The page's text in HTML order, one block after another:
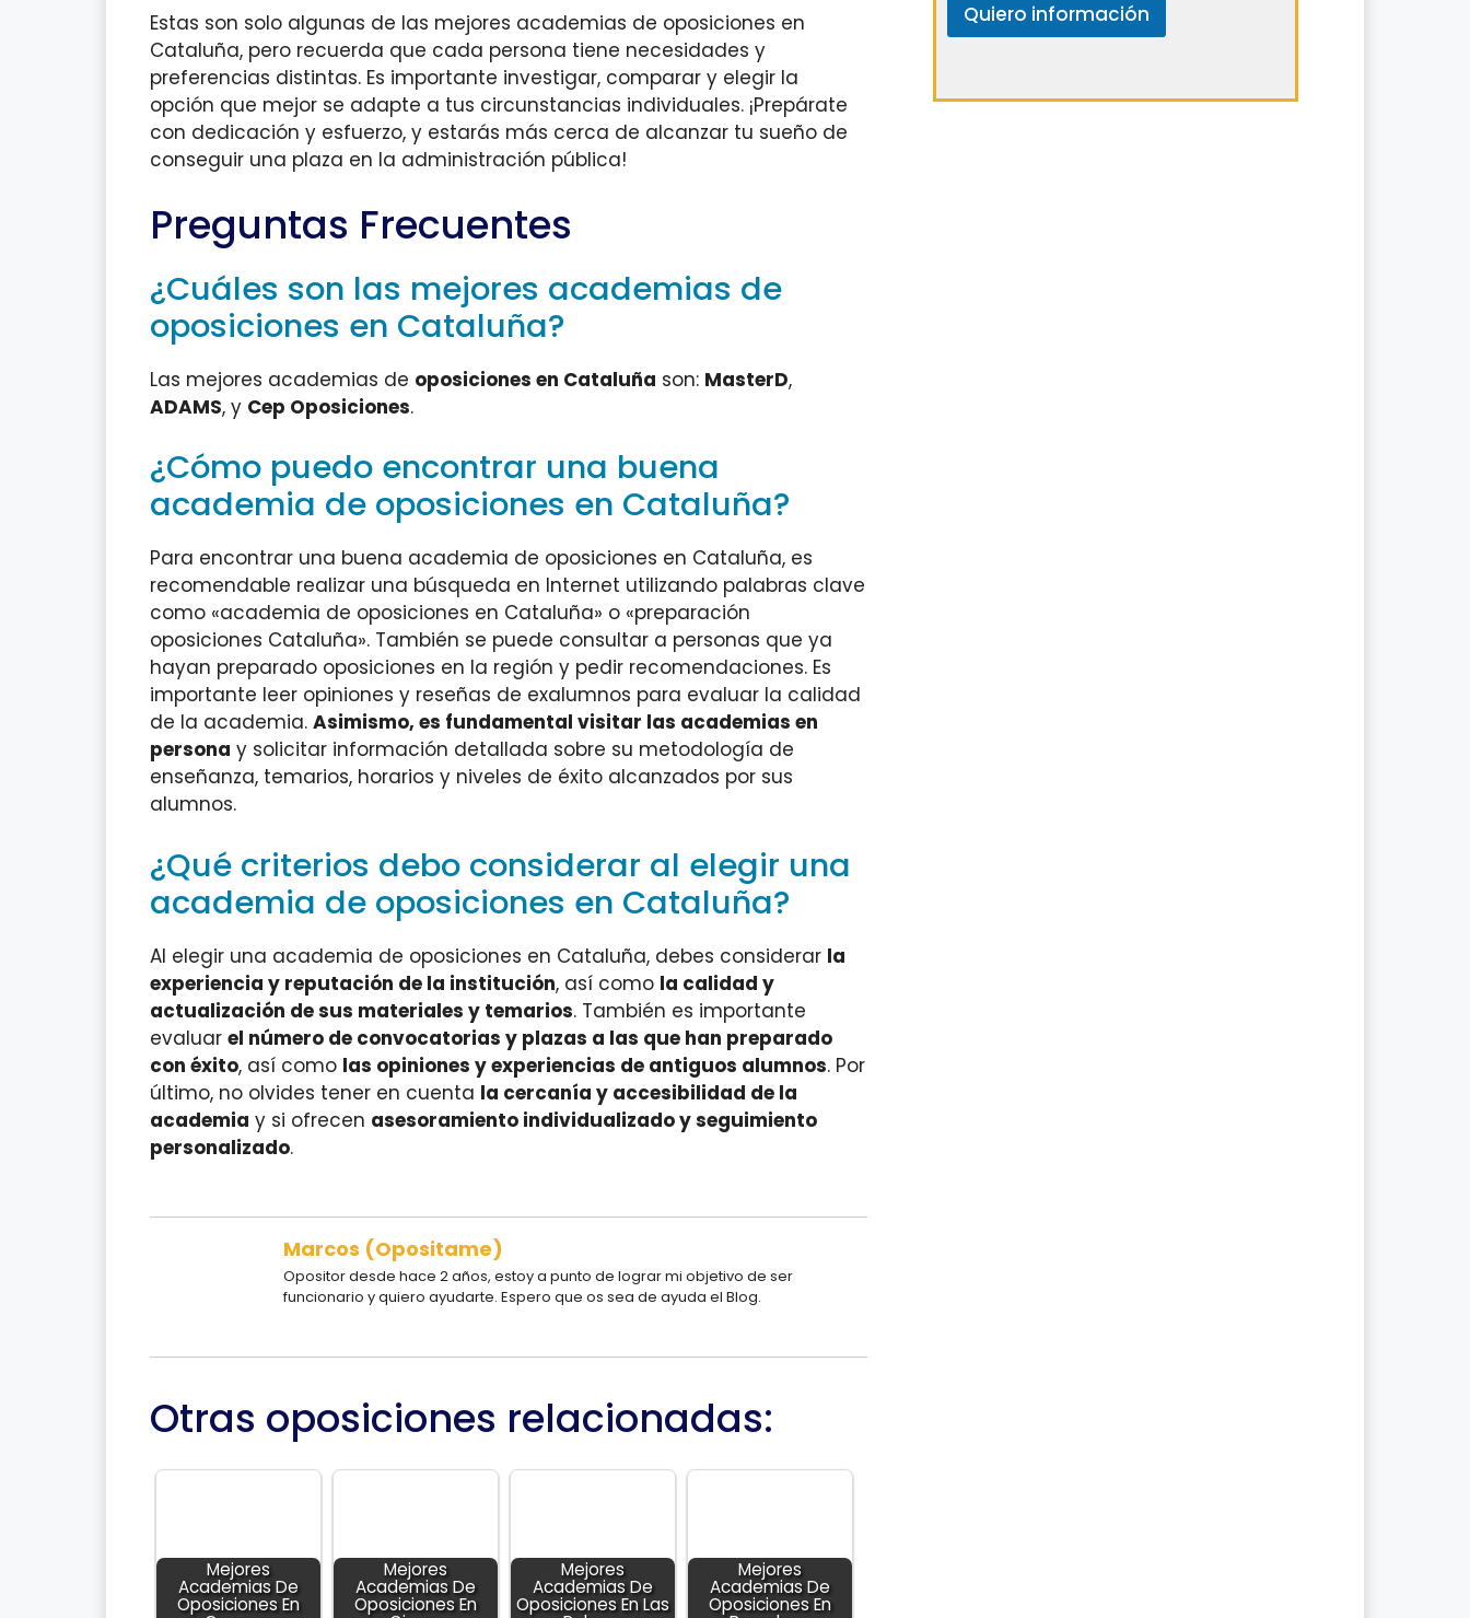
Estas son solo algunas de las mejores academias de oposiciones en
Cataluña, pero recuerda que cada persona tiene necesidades y
preferencias distintas. Es importante investigar, comparar y elegir la
opción que mejor se adapte a tus circunstancias individuales. ¡Prepárate
con dedicación y esfuerzo, y estarás más cerca de alcanzar tu sueño de
conseguir una plaza en la administración pública!
Preguntas Frecuentes
¿Cuáles son las mejores academias de
oposiciones en Cataluña?
Las mejores academias de oposiciones en Cataluña son: MasterD,
ADAMS, y Cep Oposiciones.
¿Cómo puedo encontrar una buena
academia de oposiciones en Cataluña?
Para encontrar una buena academia de oposiciones en Cataluña, es
recomendable realizar una búsqueda en Internet utilizando palabras clave
como «academia de oposiciones en Cataluña» o «preparación
oposiciones Cataluña». También se puede consultar a personas que ya
hayan preparado oposiciones en la región y pedir recomendaciones. Es
importante leer opiniones y reseñas de exalumnos para evaluar la calidad
de la academia. Asimismo, es fundamental visitar las academias en
persona y solicitar información detallada sobre su metodología de
enseñanza, temarios, horarios y niveles de éxito alcanzados por sus
alumnos.
¿Qué criterios debo considerar al elegir una
academia de oposiciones en Cataluña?
Al elegir una academia de oposiciones en Cataluña, debes considerar la
experiencia y reputación de la institución, así como la calidad y
actualización de sus materiales y temarios. También es importante
evaluar el número de convocatorias y plazas a las que han preparado
con éxito, así como las opiniones y experiencias de antiguos alumnos. Por
último, no olvides tener en cuenta la cercanía y accesibilidad de la
academia y si ofrecen asesoramiento individualizado y seguimiento
personalizado.
Marcos (Opositame)
Opositor desde hace 2 años, estoy a punto de lograr mi objetivo de ser
funcionario y quiero ayudarte. Espero que os sea de ayuda el Blog.
Otras oposiciones relacionadas:
Mejores
Academias De
Oposiciones En
Mejores
Academias De
Oposiciones En
Mejores
Academias De
Oposiciones En Las
Mejores
Academias De
Oposiciones En
Quiero información